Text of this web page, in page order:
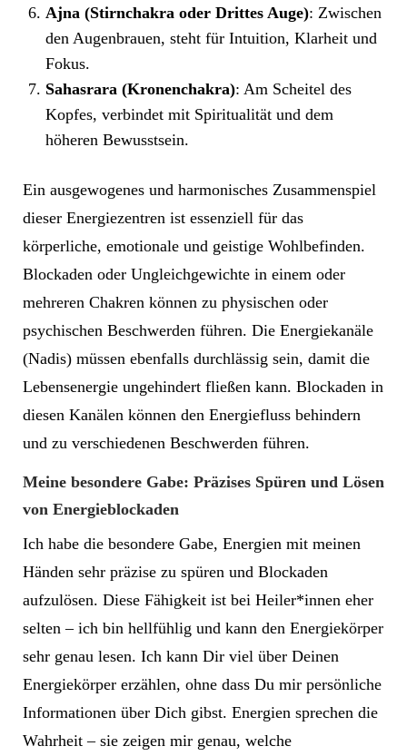
Ajna (Stirnchakra oder Drittes Auge): Zwischen
den Augenbrauen, steht für Intuition, Klarheit und
Fokus.
Sahasrara (Kronenchakra): Am Scheitel des
Kopfes, verbindet mit Spiritualität und dem
höheren Bewusstsein.
Ein ausgewogenes und harmonisches Zusammenspiel
dieser Energiezentren ist essenziell für das
körperliche, emotionale und geistige Wohlbefinden.
Blockaden oder Ungleichgewichte in einem oder
mehreren Chakren können zu physischen oder
psychischen Beschwerden führen. Die Energiekanäle
(Nadis) müssen ebenfalls durchlässig sein, damit die
Lebensenergie ungehindert fließen kann. Blockaden in
diesen Kanälen können den Energiefluss behindern
und zu verschiedenen Beschwerden führen.
Meine besondere Gabe: Präzises Spüren und Lösen
von Energieblockaden
Ich habe die besondere Gabe, Energien mit meinen
Händen sehr präzise zu spüren und Blockaden
aufzulösen. Diese Fähigkeit ist bei Heiler*innen eher
selten – ich bin hellfühlig und kann den Energiekörper
sehr genau lesen. Ich kann Dir viel über Deinen
Energiekörper erzählen, ohne dass Du mir persönliche
Informationen über Dich gibst. Energien sprechen die
Wahrheit – sie zeigen mir genau, welche